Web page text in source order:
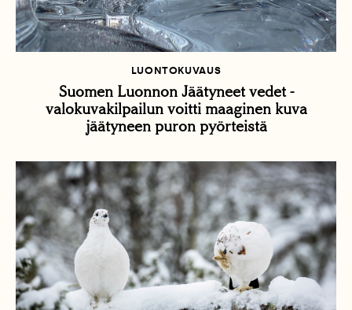
LUONTOKUVAUS
Suomen Luonnon Jäätyneet vedet -
valokuvakilpailun voitti maaginen kuva
jäätyneen puron pyörteistä